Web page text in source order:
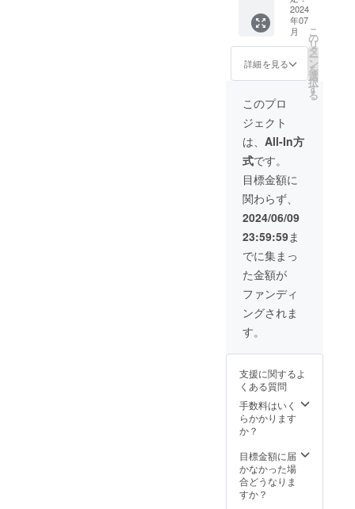
考えま
す。 ま
た、う
みらぼ
が主催
ドイベ
優先的
にご案
内いた
しま
す。 ロ
ゴス
テッ
カーの
後、
CAMPF
IRE内の
メッ
セージ
にて、
様子を
いたし
ます。
※船の内
側には
25cm×
25cmの
カーを
貼付し
ます。
入くだ
さい。
2023年
はイベ
ントを6
た！ 内
容はそ
の時々
でさま
ざまで
すが、
例えば
以下の
ような
イベン
トを予
定して
いま
す！ ・
うみら
ぼ見学
会 ・
トーク
祭り・
周年イ
ベント
・真珠
収穫&ア
クセサ
ント ・
みんな
でDIY会
17g〜
25g（可
食部）
保存方
法: 冷蔵
10°以
下。す
ぐ食べ
る場合
は常温
保存可 -
---- ※個
数は20
個程度
となり
ます。
※2024
年12月
お届け
予定で
すが、
天候等
により
前後す
る可能
す。 ※
イメー
ジで
す。 ※
生もの
のた
島等一
部の地
域には
配送す
方に
ぴった
りのプ
ランで
す！ う
みらぼ
の送迎
に使う
船の内
側に、
ロゴを
常時掲
示でき
るほ
か、ス
ポン
サーと
して、
うみら
ぼ主催
イベン
ト資料
でのお
名前掲
示をい
ゴス
カーの
完成
後、
CAMPF
IRE内の
セージ
にて、
様子を
写真で
2024
年07
月
詳細を見る
こ
の
リ
タ
ー
ン
を
選
択
す
る
このプロ
ジェクト
は、 All-In方
式です。
目標金額に
関わらず、
2024/06/09
23:59:59ま
でに集まっ
た金額が
ファンディ
ングされま
す。
支援に関するよ
くある質問
手数料はいく
らかかります
か？
目標金額に届
かなかった場
合どうなりま
すか？